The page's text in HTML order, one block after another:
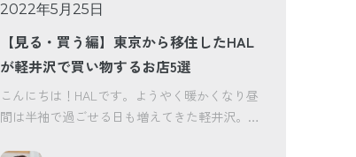
2022年5月25日
【見る・買う編】東京から移住したHAL
が軽井沢で買い物するお店5選
こんにちは！HALです。ようやく暖かくなり昼
間は半袖で過ごせる日も増えてきた軽井沢。新